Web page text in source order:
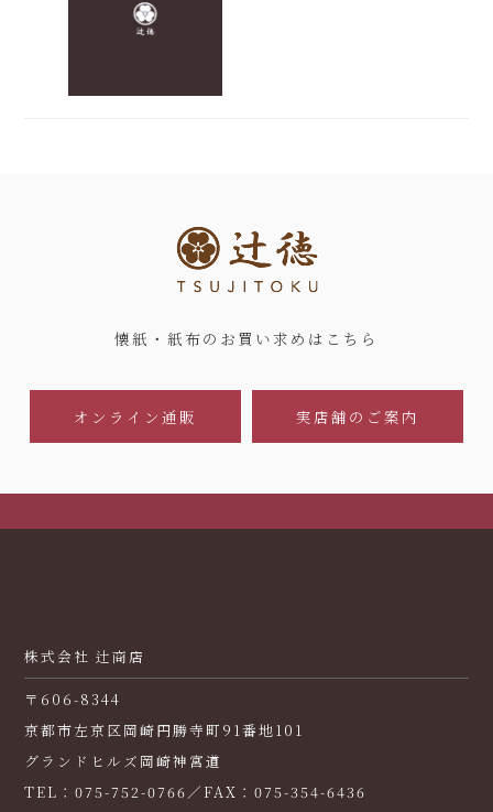
懐紙・紙布のお買い求めはこちら
オンライン通販 実店舗のご案内
株式会社 辻商店
〒606-8344
京都市左京区岡崎円勝寺町91番地101
グランドヒルズ岡崎神宮道
TEL：075-752-0766／FAX：075-354-6436